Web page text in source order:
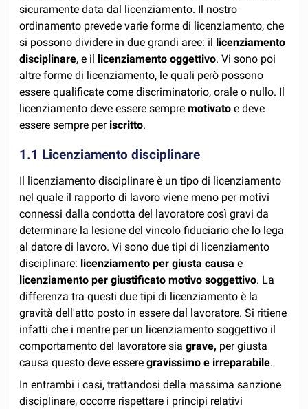
sicuramente data dal licenziamento. Il nostro
ordinamento prevede varie forme di licenziamento, che
si possono dividere in due grandi aree: il licenziamento
disciplinare, e il licenziamento oggettivo. Vi sono poi
altre forme di licenziamento, le quali però possono
essere qualificate come discriminatorio, orale o nullo. Il
licenziamento deve essere sempremotivato e deve
essere sempre per iscritto.
1.1 Licenziamento disciplinare
Il licenziamento disciplinare è un tipo di licenziamento
nel quale il rapporto di lavoro viene meno per motivi
connessi dalla condotta del lavoratore così gravi da
determinare la lesione del vincolo fiduciario che lo lega
al datore di lavoro. Vi sono due tipi di licenziamento
disciplinare: licenziamento per giusta causa e
licenziamento per giustificato motivo soggettivo. La
differenza tra questi due tipi di licenziamento è la
gravità dell'atto posto in essere dal lavoratore. Si ritiene
infatti che i mentre per un licenziamento soggettivo il
comportamento del lavoratore siagrave, per giusta
causa questo deve esseregravissimo e irreparabile.
In entrambi i casi, trattandosi della massima sanzione
disciplinare, occorre rispettare i principi relativi